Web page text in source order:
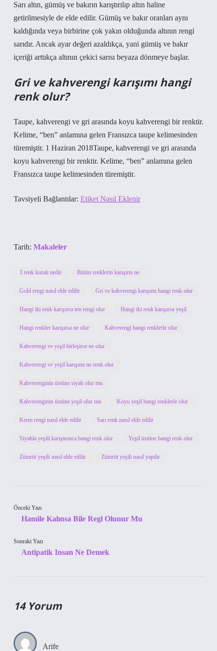
Sarı altın, gümüş ve bakırın karıştırılıp altın haline
getirilmesiyle de elde edilir. Gümüş ve bakır oranları aynı
kaldığında veya birbirine çok yakın olduğunda altının rengi
sarıdır. Ancak ayar değeri azaldıkça, yani gümüş ve bakır
içeriği arttıkça altının çekici sarısı beyaza dönmeye başlar.
Gri ve kahverengi karışımı hangi
renk olur?
Taupe, kahverengi ve gri arasında koyu kahverengi bir renktir.
Kelime, “ben” anlamına gelen Fransızca taupe kelimesinden
türemiştir. 1 Haziran 2018Taupe, kahverengi ve gri arasında
koyu kahverengi bir renktir. Kelime, “ben” anlamına gelen
Fransızca taupe kelimesinden türemiştir.
Tavsiyeli Bağlantılar: Etiket Nasıl Eklenir
Tarih: Makaleler
3 renk kuralı nedir Bütün renklerin karışımı ne
Gold rengi nasıl elde edilir Gri ve kahverengi karışımı hangi renk olur
Hangi iki renk karışırsa ten rengi olur Hangi iki renk karışırsa yeşil
Hangi renkler karışırsa ne olur Kahverengi hangi renklerle olur
Kahverengi ve yeşil birleşirse ne olur
Kahverengi ve yeşil karışımı ne renk olur
Kahverenginin üstüne siyah olur mu
Kahverenginin üstüne yeşil olur mu Koyu yeşil hangi renklerle olur
Krem rengi nasıl elde edilir Sarı renk nasıl elde edilir
Siyahla yeşili karıştırınca hangi renk olur Yeşil üstüne hangi renk olur
Zümrüt yeşili nasıl elde edilir Zümrüt yeşili nasıl yapılır
Önceki Yazı
Hamile Kalınsa Bile Regl Olunur Mu
Sonraki Yazı
Antipatik Insan Ne Demek
14 Yorum
Arife